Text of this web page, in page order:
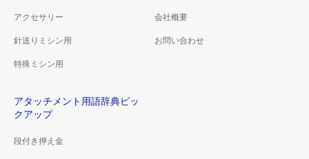
アクセサリー
針送りミシン用
特殊ミシン用
会社概要
お問い合わせ
アタッチメント用語辞典ピッ
クアップ
段付き押え金